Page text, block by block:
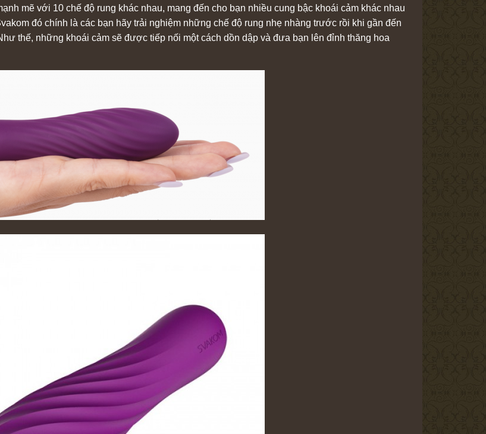
mẽ với 10 chế độ rung khác nhau, mang đến cho bạn nhiều cung bậc khoái cảm khác nhau
đó chính là các bạn hãy trải nghiệm những chế độ rung nhẹ nhàng trước rồi khi gần đến
thế, những khoái cảm sẽ được tiếp nối một cách dồn dập và đưa bạn lên đỉnh thăng hoa